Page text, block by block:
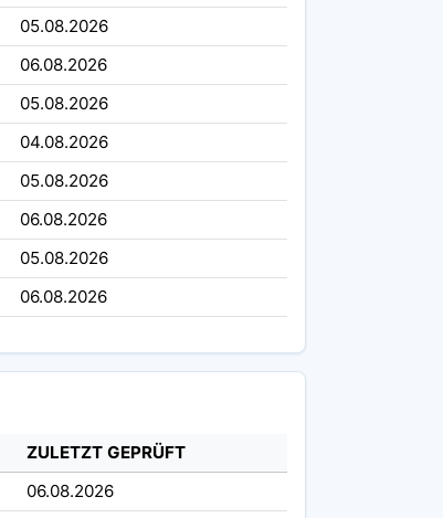
05.08.2026
06.08.2026
05.08.2026
04.08.2026
05.08.2026
06.08.2026
05.08.2026
06.08.2026
ZULETZT GEPRÜFT
06.08.2026